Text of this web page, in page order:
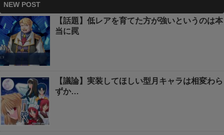
NEW POST
【話題】低レアを育てた方が強いというのは本
当に罠
【議論】実装してほしい型月キャラは相変わら
ずか…